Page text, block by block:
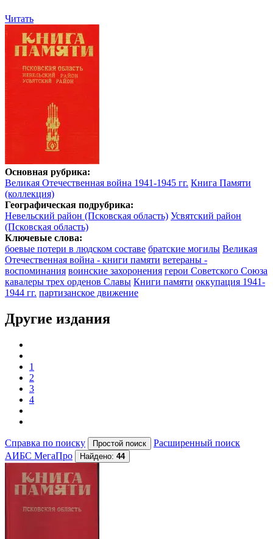
Читать
Основная рубрика:
Великая Отечественная война 1941-1945 гг. Книга Памяти
(коллекция)
Географическая подрубрика:
Невельский район (Псковская область) Усвятский район
(Псковская область)
Ключевые слова:
боевые потери в людском составе братские могилы Великая
Отечественная война - книги памяти ветераны -
воспоминания воинские захоронения герои Советского Союза
кавалеры трех орденов Славы Книги памяти оккупация 1941-
1944 гг. партизанское движение
Другие издания
1
2
3
4
Справка по поиску
Расширенный поиск
АИБС МегаПро
Найдено: 44